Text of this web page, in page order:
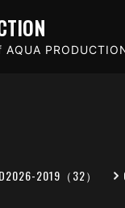
2019（32）